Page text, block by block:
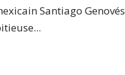
Santiago Genovés